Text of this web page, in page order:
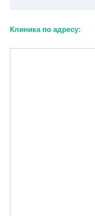
Клиника по адресу: